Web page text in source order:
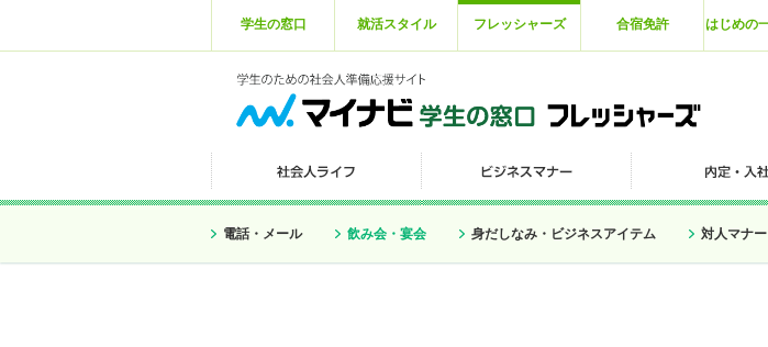
学生の窓口 就活スタイル フレッシャーズ 合宿免許 はじめの
電話・メール 飲み会・宴会 身だしなみ・ビジネスアイテム 対人マナー